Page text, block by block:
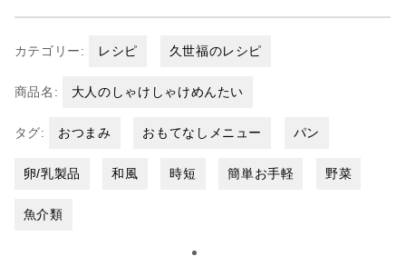
カテゴリー: レシピ 久世福のレシピ
商品名: 大人のしゃけしゃけめんたい
タグ: おつまみ おもてなしメニュー パン
卵/乳製品 和風 時短 簡単お手軽 野菜
魚介類